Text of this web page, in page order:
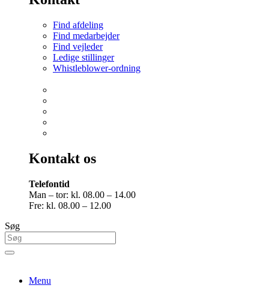
Find afdeling
Find medarbejder
Find vejleder
Ledige stillinger
Whistleblower-ordning
Kontakt os
Telefontid
Man – tor: kl. 08.00 – 14.00
Fre: kl. 08.00 – 12.00
Søg
Menu